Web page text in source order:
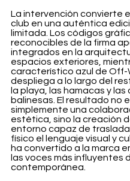
La intervención convierte
club en una auténtica
limitada. Los códigos
reconocibles de la firma
integrados en la
espacios exteriores,
característico azul de
despliega a lo largo del
la playa, las hamacas y las
balinesas. El resultado no
simplemente una
estética, sino la creación
entorno capaz de
físico el lenguaje visual y
ha convertido a la marca
las voces más influyentes
contemporánea.